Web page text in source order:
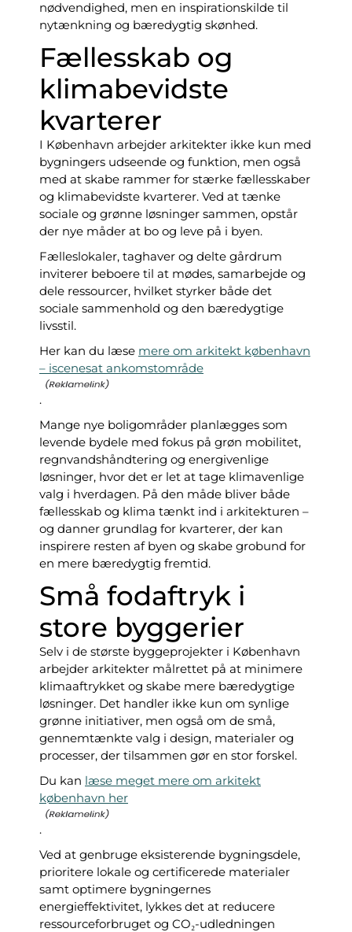
nødvendighed, men en inspirationskilde til
nytænkning og bæredygtig skønhed.
Fællesskab og
klimabevidste
kvarterer
I København arbejder arkitekter ikke kun med
bygningers udseende og funktion, men også
med at skabe rammer for stærke fællesskaber
og klimabevidste kvarterer. Ved at tænke
sociale og grønne løsninger sammen, opstår
der nye måder at bo og leve på i byen.
Fælleslokaler, taghaver og delte gårdrum
inviterer beboere til at mødes, samarbejde og
dele ressourcer, hvilket styrker både det
sociale sammenhold og den bæredygtige
livsstil.
Her kan du læse mere om arkitekt københavn
– iscenesat ankomstområde
.
Mange nye boligområder planlægges som
levende bydele med fokus på grøn mobilitet,
regnvandshåndtering og energivenlige
løsninger, hvor det er let at tage klimavenlige
valg i hverdagen. På den måde bliver både
fællesskab og klima tænkt ind i arkitekturen –
og danner grundlag for kvarterer, der kan
inspirere resten af byen og skabe grobund for
en mere bæredygtig fremtid.
Små fodaftryk i
store byggerier
Selv i de største byggeprojekter i København
arbejder arkitekter målrettet på at minimere
klimaaftrykket og skabe mere bæredygtige
løsninger. Det handler ikke kun om synlige
grønne initiativer, men også om de små,
gennemtænkte valg i design, materialer og
processer, der tilsammen gør en stor forskel.
Du kan læse meget mere om arkitekt
københavn her
.
Ved at genbruge eksisterende bygningsdele,
prioritere lokale og certificerede materialer
samt optimere bygningernes
energieffektivitet, lykkes det at reducere
ressourceforbruget og CO₂-udledningen